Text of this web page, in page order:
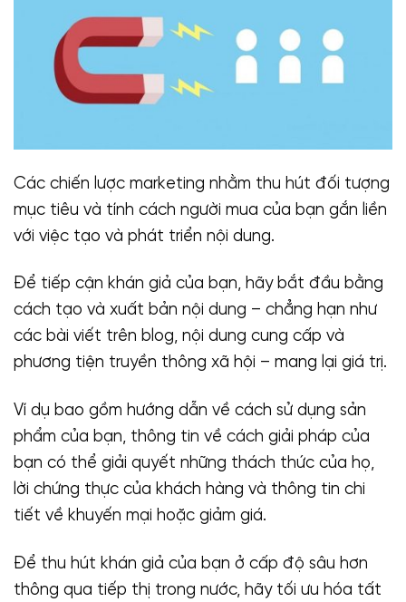
Các chiến lược marketing nhằm thu hút đối tượng
mục tiêu và tính cách người mua của bạn gắn liền
với việc tạo và phát triển nội dung.
Để tiếp cận khán giả của bạn, hãy bắt đầu bằng
cách tạo và xuất bản nội dung – chẳng hạn như
các bài viết trên blog, nội dung cung cấp và
phương tiện truyền thông xã hội – mang lại giá trị.
Ví dụ bao gồm hướng dẫn về cách sử dụng sản
phẩm của bạn, thông tin về cách giải pháp của
bạn có thể giải quyết những thách thức của họ,
lời chứng thực của khách hàng và thông tin chi
tiết về khuyến mại hoặc giảm giá.
Để thu hút khán giả của bạn ở cấp độ sâu hơn
thông qua tiếp thị trong nước, hãy tối ưu hóa tất